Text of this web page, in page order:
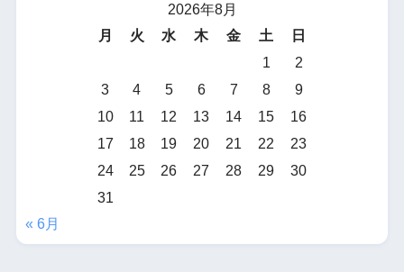
2026年8月
月
火 水 木 金 土
日
1
2
3
4 5 6 7 8
9
10
11 12 13 14 15
16
17
18 19 20 21 22
23
24
25 26 27 28 29
30
31
« 6月